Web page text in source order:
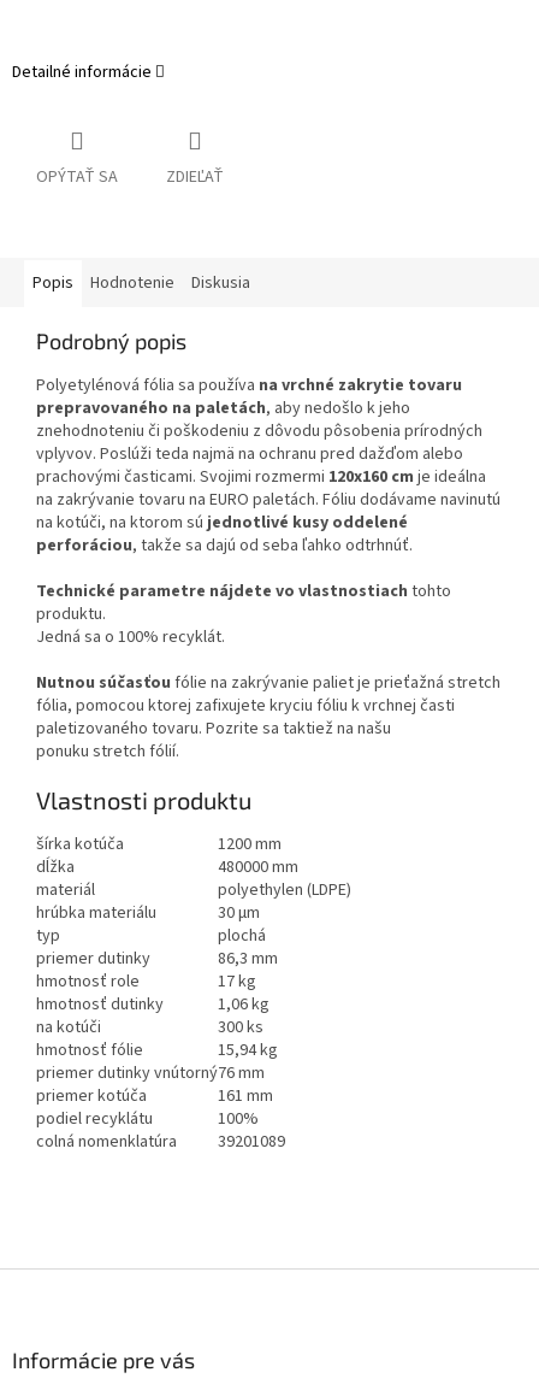
Detailné informácie
OPÝTAŤ SA ZDIEĽAŤ
Popis Hodnotenie Diskusia
Podrobný popis
Polyetylénová fólia sa používa na vrchné zakrytie tovaru
prepravovaného na paletách, aby nedošlo k jeho
znehodnoteniu či poškodeniu z dôvodu pôsobenia prírodných
vplyvov. Poslúži teda najmä na ochranu pred dažďom alebo
prachovými časticami. Svojimi rozmermi 120x160 cm je ideálna
na zakrývanie tovaru na EURO paletách. Fóliu dodávame navinutú
na kotúči, na ktorom sú jednotlivé kusy oddelené
perforáciou, takže sa dajú od seba ľahko odtrhnúť.
Technické parametre nájdete vo vlastnostiach tohto
produktu.
Jedná sa o 100% recyklát.
Nutnou súčasťou fólie na zakrývanie paliet je prieťažná stretch
fólia, pomocou ktorej zafixujete kryciu fóliu k vrchnej časti
paletizovaného tovaru. Pozrite sa taktiež na našu
ponuku stretch fólií.
Vlastnosti produktu
šírka kotúča
1200 mm
dĺžka
480000 mm
materiál
polyethylen (LDPE)
hrúbka materiálu
30 µm
typ
plochá
priemer dutinky
86,3 mm
hmotnosť role
17 kg
hmotnosť dutinky
1,06 kg
na kotúči
300 ks
hmotnosť fólie
15,94 kg
priemer dutinky vnútorný76 mm
priemer kotúča
161 mm
podiel recyklátu
100%
colná nomenklatúra
39201089
Informácie pre vás